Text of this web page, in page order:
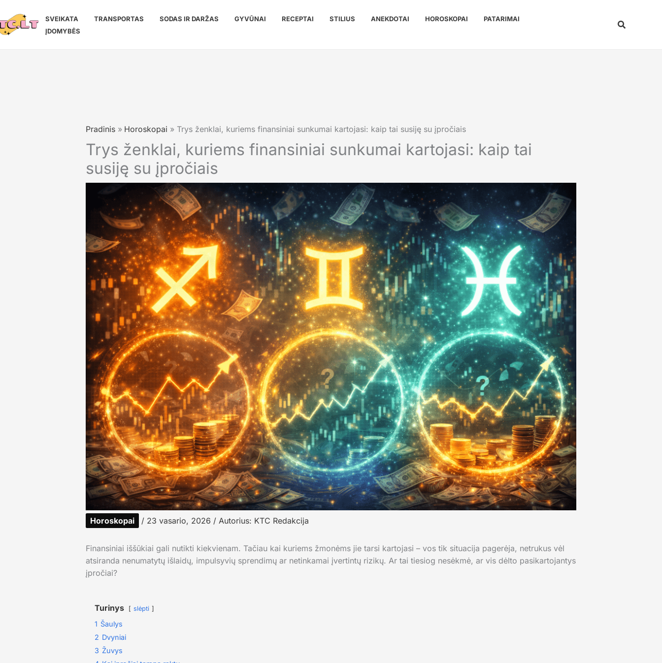
prie
turinio
SVEIKATA TRANSPORTAS SODAS IR DARŽAS GYVŪNAI RECEPTAI STILIUS ANEKDOTAI HOROSKOPAI
PATARIMAI
ĮDOMYBĖS
Paieška
Pradinis Horoskopai Trys ženklai, kuriems finansiniai sunkumai kartojasi: kaip tai susiję su įpročiais
Trys ženklai, kuriems finansiniai sunkumai kartojasi: kaip tai
susiję su įpročiais
Horoskopai / 23 vasario, 2026 / Autorius: KTC Redakcija
Finansiniai iššūkiai gali nutikti kiekvienam. Tačiau kai kuriems žmonėms jie tarsi kartojasi – vos tik situacija pagerėja, netrukus vėl
atsiranda nenumatytų išlaidų, impulsyvių sprendimų ar netinkamai įvertintų rizikų. Ar tai tiesiog nesėkmė, ar vis dėlto pasikartojantys
įpročiai?
Turinys slėpti
1 Šaulys
2 Dvyniai
3 Žuvys